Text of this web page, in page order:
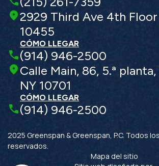
2929 Third Ave 4th Floor
10455
CÓMO LLEGAR
(914) 946-2500
Calle Main, 86, 5.ª
NY 10701
CÓMO LLEGAR
(914) 946-2500
2025 Greenspan & Greenspan, P.C. Todos
reservados.
Mapa del sitio